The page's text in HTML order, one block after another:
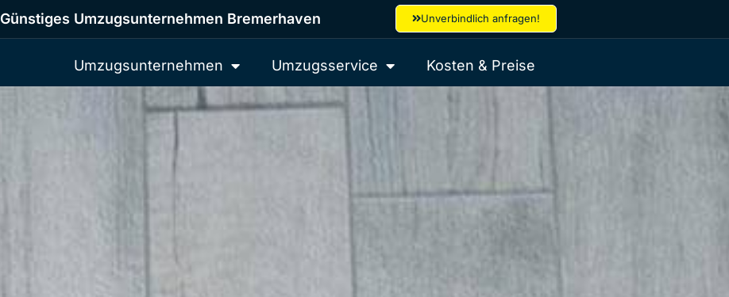
Günstiges Umzugsunternehmen Bremerhaven Unverbindlich anfragen!
Umzugsunternehmen Umzugsservice Kosten & Preise